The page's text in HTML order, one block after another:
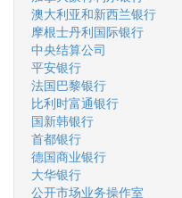
澳大利亚和新西兰银行
摩根士丹利国际银行
中央结算公司
平安银行
法国巴黎银行
比利时富通银行
国新韩银行
首都银行
德国商业银行
大华银行
公开市场业务操作室